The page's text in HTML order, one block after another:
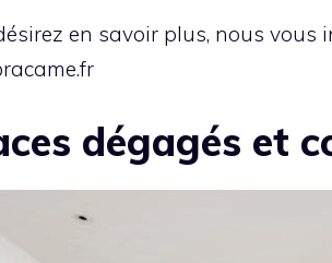
en savoir plus, nous vous
dégagés et